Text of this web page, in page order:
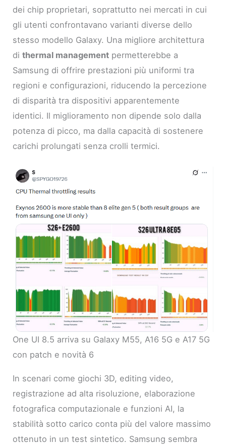
dei chip proprietari, soprattutto nei mercati in cui
gli utenti confrontavano varianti diverse dello
stesso modello Galaxy. Una migliore architettura
dithermal management permetterebbe a
Samsung di offrire prestazioni più uniformi tra
regioni e configurazioni, riducendo la percezione
di disparità tra dispositivi apparentemente
identici. Il miglioramento non dipende solo dalla
potenza di picco, ma dalla capacità di sostenere
carichi prolungati senza crolli termici.
One UI 8.5 arriva su Galaxy M55, A16 5G e A17 5G
con patch e novità 6
In scenari come giochi 3D, editing video,
registrazione ad alta risoluzione, elaborazione
fotografica computazionale e funzioni AI, la
stabilità sotto carico conta più del valore massimo
ottenuto in un test sintetico. Samsung sembra